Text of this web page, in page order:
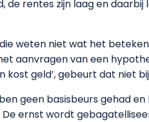
de rentes zijn laag en
weten niet wat het
aanvragen van een
kost geld’, gebeurt dat niet
geen basisbeurs gehad
ernst wordt